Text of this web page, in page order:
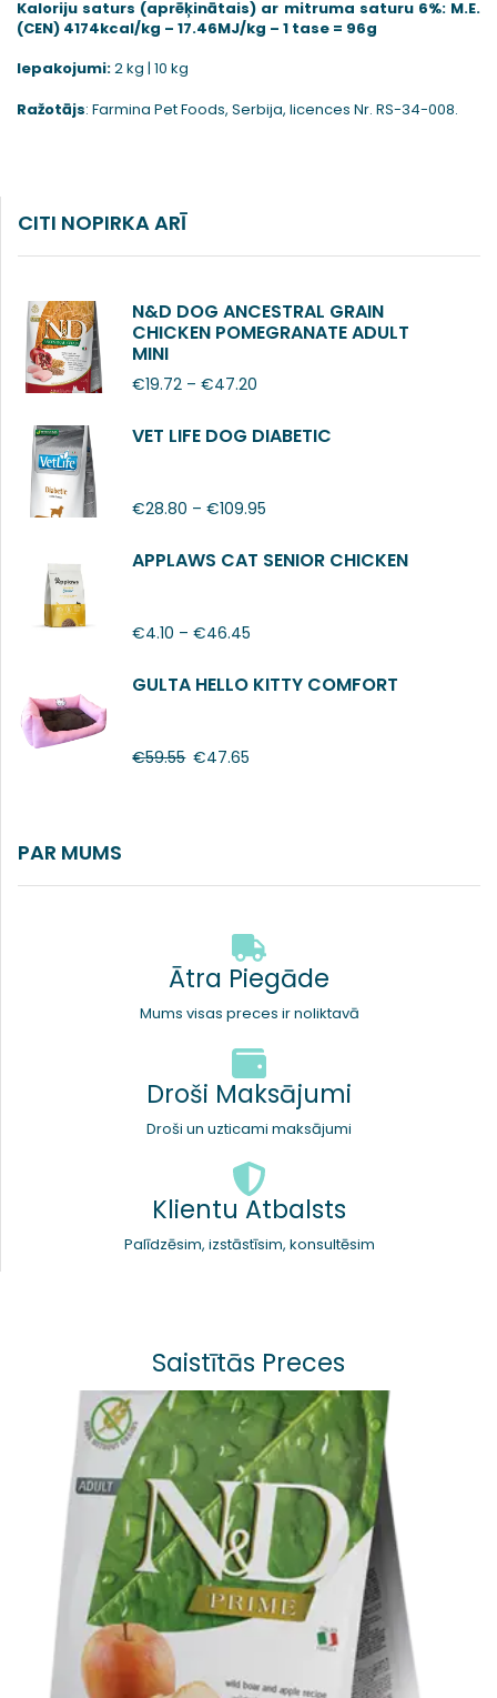
Kaloriju saturs (aprēķinātais) ar mitruma saturu 6%: M.E.
(CEN) 4174kcal/kg – 17.46MJ/kg – 1 tase = 96g
Iepakojumi:2 kg | 10 kg
Ražotājs: Farmina Pet Foods, Serbija, licences Nr. RS-34-008.
CITI NOPIRKA ARĪ
N&D DOG ANCESTRAL GRAIN
CHICKEN POMEGRANATE ADULT
MINI
€19.72 – €47.20
VET LIFE DOG DIABETIC
€28.80 – €109.95
APPLAWS CAT SENIOR CHICKEN
€4.10 – €46.45
GULTA HELLO KITTY COMFORT
€59.55 €47.65
PAR MUMS
Ātra Piegāde
Mums visas preces ir noliktavā
Droši Maksājumi
Droši un uzticami maksājumi
Klientu Atbalsts
Palīdzēsim, izstāstīsim, konsultēsim
Saistītās Preces